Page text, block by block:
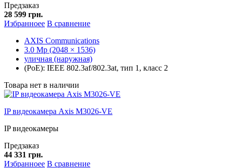
Предзаказ
28 599 грн.
Избранноее В сравнение
AXIS Communications
3.0 Mp (2048 × 1536)
уличная (наружная)
(PoE): IEEE 802.3af/802.3at, тип 1, класс 2
Товара нет в наличии
IP видеокамера Axis M3026-VE
IP видеокамеры
Предзаказ
44 331 грн.
Избранноее В сравнение